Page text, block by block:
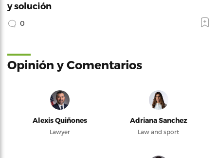
y solución
0
Opinión y Comentarios
Alexis Quiñones
Lawyer
Adriana Sanchez
Law and sport